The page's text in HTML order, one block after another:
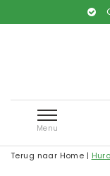
Menu
Terug naar Home |